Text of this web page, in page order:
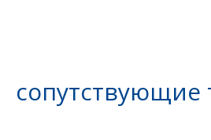
сопутствующие